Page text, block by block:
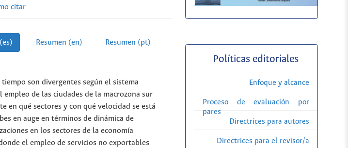
citar
Resumen (en) Resumen (pt)
son divergentes según el sistema
de las ciudades de la macrozona sur
en qué sectores y con qué velocidad se está
en auge en términos de dinámica de
en los sectores de la economía
el empleo de servicios no exportables
Políticas editoriales
Enfoque y alcance
Proceso de evaluación por
pares
Directrices para autores
Directrices para el revisor/a